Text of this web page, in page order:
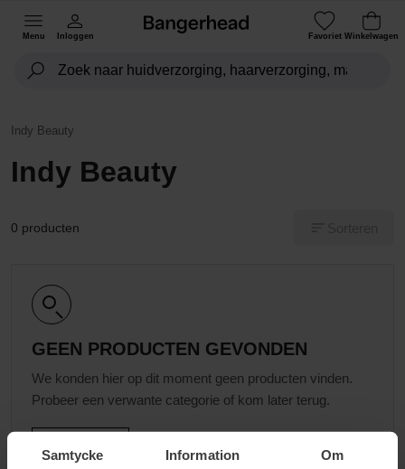
Samtycke Information Om
Menu Inloggen Favoriet Winkelwagen
Indy Beauty
Indy Beauty
0 producten
GEEN PRODUCTEN GEVONDEN
We konden hier op dit moment geen producten vinden.
Probeer een verwante categorie of kom later terug.